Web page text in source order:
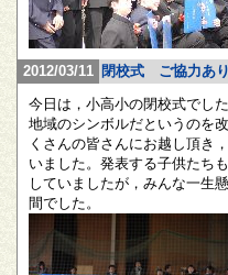
2012/03/11 閉校式 ご協力あ
今日は，小高小の閉校式でし
地域のシンボルだというのを
くさんの皆さんにお越し頂き
いました。発表する子供たち
していましたが，みんな一生
間でした。